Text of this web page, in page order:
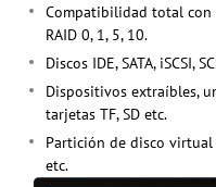
Compatibilidad total con
RAID 0, 1, 5, 10.
Discos IDE, SATA, iSCSI,
Dispositivos extraíbles,
tarjetas TF, SD etc.
Partición de disco virtual
etc.